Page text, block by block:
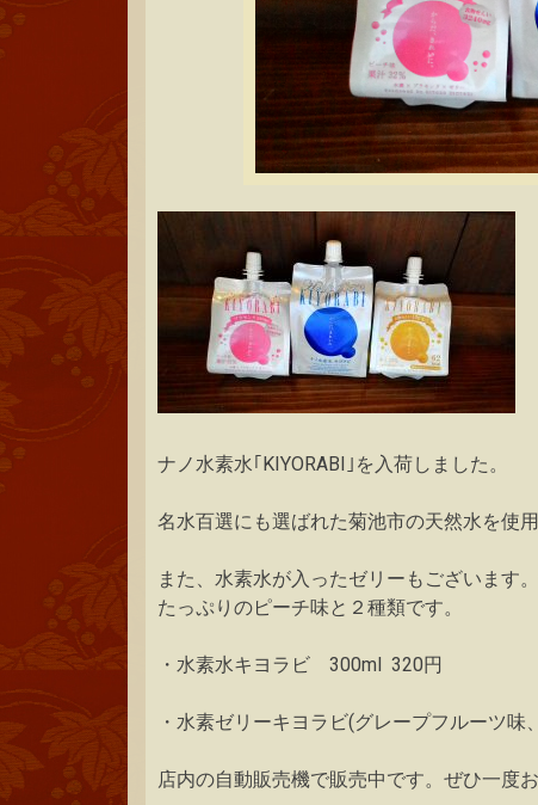
ナノ水素水｢KIYORABI｣を入荷しました。
名水百選にも選ばれた菊池市の天然水を使
また、水素水が入ったゼリーもございます
たっぷりのピーチ味と２種類です。
・水素水キヨラビ 300ml 320円
・水素ゼリーキヨラビ(グレープフルーツ
店内の自動販売機で販売中です。ぜひ一度